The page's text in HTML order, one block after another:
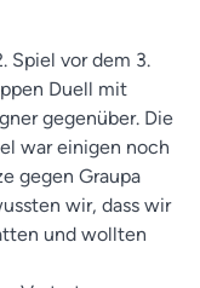
Spiel vor dem 3.
Duell mit
gegenüber. Die
war einigen noch
gegen Graupa
wir, dass wir
und wollten